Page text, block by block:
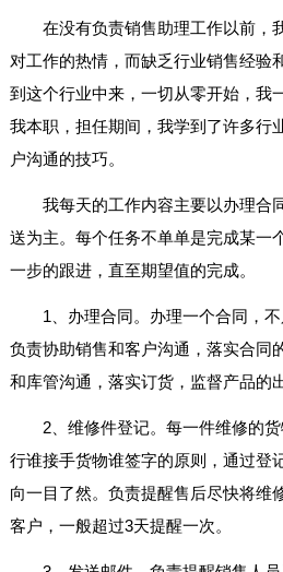
在没有负责销售助理工作以前，
对工作的热情，而缺乏行业销售经验
到这个行业中来，一切从零开始，我
我本职，担任期间，我学到了许多行
户沟通的技巧。
我每天的工作内容主要以办理合
送为主。每个任务不单单是完成某一
一步的跟进，直至期望值的完成。
1、办理合同。办理一个合同，
负责协助销售和客户沟通，落实合同
和库管沟通，落实订货，监督产品的
2、维修件登记。每一件维修的
行谁接手货物谁签字的原则，通过登
向一目了然。负责提醒售后尽快将维
客户，一般超过3天提醒一次。